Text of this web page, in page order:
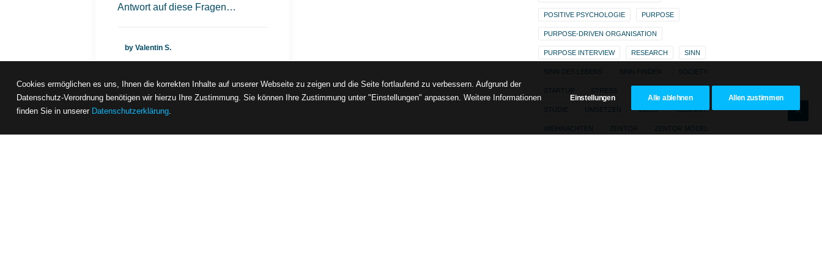
Antwort auf diese Fragen…
by Valentin S.
POSITIVE PSYCHOLOGIE PURPOSE
PURPOSE-DRIVEN ORGANISATION
PURPOSE INTERVIEW RESEARCH SINN
SINN DES LEBENS SINN FINDEN SOCIETY
STARTUP STRESS
STUDIE UMSETZEN VIDEO WEBINAR
WEIHNACHTEN ZENTOR ZENTOR MODEL
Cookies ermöglichen es uns, Ihnen die korrekten Inhalte auf unserer Webseite zu zeigen und die Seite fortlaufend zu verbessern. Aufgrund der
Datenschutz-Verordnung benötigen wir hierzu Ihre Zustimmung. Sie können Ihre Zustimmung unter "Einstellungen" anpassen. Weitere Informationen
finden Sie in unserer Datenschutzerklärung.
Einstellungen Alle ablehnen Allen zustimmen